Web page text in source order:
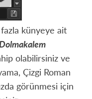
künyeye ait
olabilirsiniz ve
Çizgi Roman
görünmesi için